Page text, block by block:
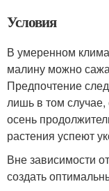
Условия
В умеренном
малину можно
Предпочтение
лишь в том случае,
осень
растения успеют
Вне зависимости
создать